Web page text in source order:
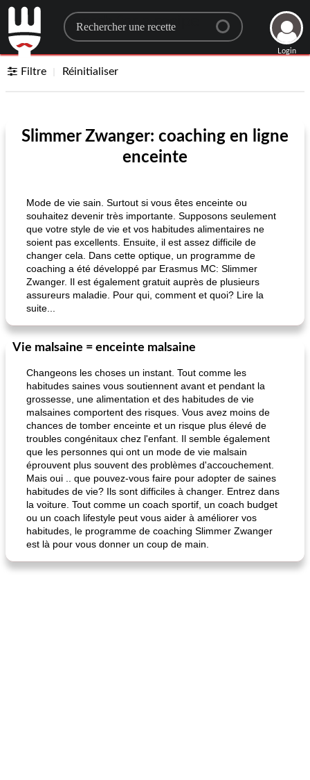
Search for a recipe
Login
Filtre Réinitialiser
Slimmer Zwanger: coaching en ligne
enceinte
Mode de vie sain. Surtout si vous êtes enceinte ou
souhaitez devenir très importante. Supposons seulement
que votre style de vie et vos habitudes alimentaires ne
soient pas excellents. Ensuite, il est assez difficile de
changer cela. Dans cette optique, un programme de
coaching a été développé par Erasmus MC: Slimmer
Zwanger. Il est également gratuit auprès de plusieurs
assureurs maladie. Pour qui, comment et quoi? Lire la
suite...
Vie malsaine = enceinte malsaine
Changeons les choses un instant. Tout comme les
habitudes saines vous soutiennent avant et pendant la
grossesse, une alimentation et des habitudes de vie
malsaines comportent des risques. Vous avez moins de
chances de tomber enceinte et un risque plus élevé de
troubles congénitaux chez l'enfant. Il semble également
que les personnes qui ont un mode de vie malsain
éprouvent plus souvent des problèmes d'accouchement.
Mais oui .. que pouvez-vous faire pour adopter de saines
habitudes de vie? Ils sont difficiles à changer. Entrez dans
la voiture. Tout comme un coach sportif, un coach budget
ou un coach lifestyle peut vous aider à améliorer vos
habitudes, le programme de coaching Slimmer Zwanger
est là pour vous donner un coup de main.